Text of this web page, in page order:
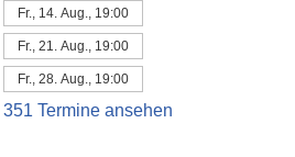
Fr., 14. Aug., 19:00
Fr., 21. Aug., 19:00
Fr., 28. Aug., 19:00
351 Termine ansehen